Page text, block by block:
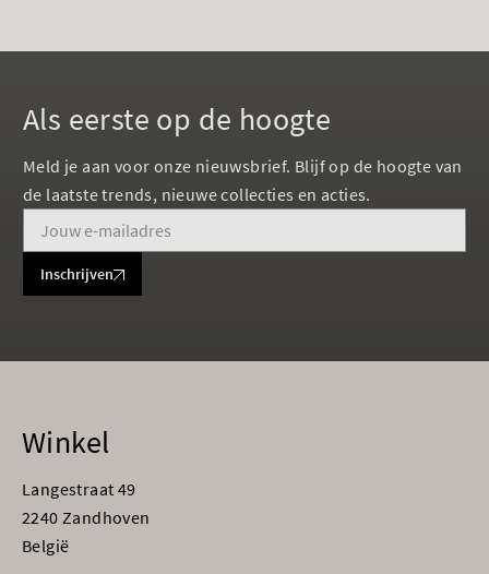
Als eerste op de hoogte
Meld je aan voor onze nieuwsbrief. Blijf op de hoogte van
de laatste trends, nieuwe collecties en acties.
Inschrijven
Winkel
Langestraat 49
2240 Zandhoven
België